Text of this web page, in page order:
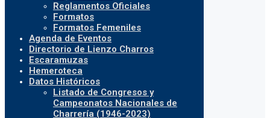
Reglamentos Oficiales
Formatos
Formatos Femeniles
Agenda de Eventos
Directorio de Lienzo Charros
Escaramuzas
Hemeroteca
Datos Históricos
Listado de Congresos y
Campeonatos Nacionales de
Charrería (1946-2023)